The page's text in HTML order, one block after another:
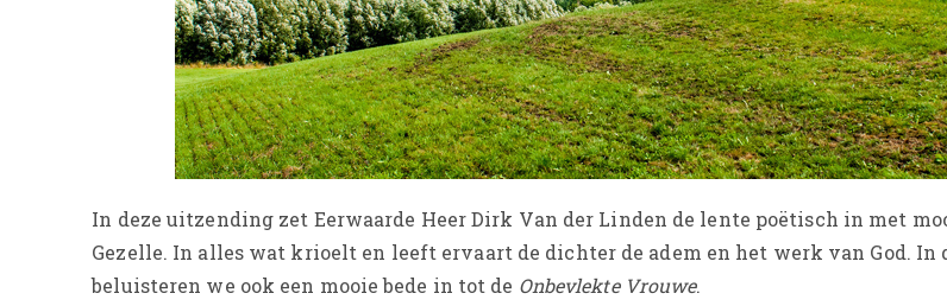
In deze uitzending zet Eerwaarde Heer Dirk Van der Linden de lente poëtisch in met
Gezelle. In alles wat krioelt en leeft ervaart de dichter de adem en het werk van God. In
beluisteren we ook een mooie bede in tot de Onbevlekte Vrouwe.